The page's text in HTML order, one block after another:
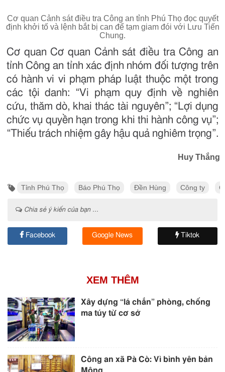
Cơ quan Cảnh sát điều tra Công an tỉnh Phú Thọ đọc quyết
định khởi tố và lệnh bắt bị can để tạm giam đói với Lưu Tiến
Chung.
Cơ quan Cơ quan Cảnh sát điều tra Công an
tỉnh Công an tỉnh xác định nhóm đối tượng trên
có hành vi vi phạm pháp luật thuộc một trong
các tội danh: “Vi phạm quy định về nghiên
cứu, thăm dò, khai thác tài nguyên”; “Lợi dụng
chức vụ quyền hạn trong khi thi hành công vụ”;
“Thiếu trách nhiệm gây hậu quả nghiêm trọng”.
Huy Thắng
Tỉnh Phú Thọ Báo Phú Thọ Đền Hùng Công ty
Chia sẻ ý kiến của bạn ...
Facebook Google News Tiktok
XEM THÊM
Xây dựng “lá chắn” phòng, chống
ma túy từ cơ sở
Công an xã Pà Cò: Vì bình yên bản